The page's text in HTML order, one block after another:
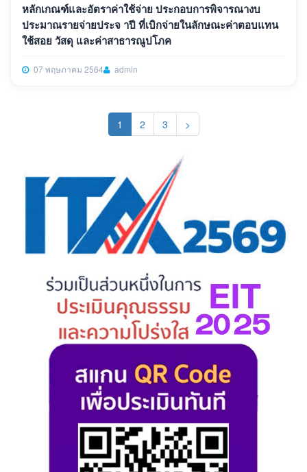
หลักเกณฑ์และอัตราค่าใช้จ่าย ประกอบการพิจารณางบ
ประมาณรายจ่ายประจ าปี ที่เบิกจ่ายในลักษณะค่าตอบแทน
ใช้สอย วัสดุ และค่าสาธารณูปโภค
07 พฤษภาคม 2564 admin
1 (current)
2 3 >